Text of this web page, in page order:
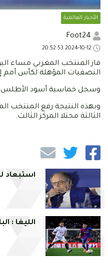
الأخبار العالمية
فاز المنتخب المغربي مساء
التصفيات المؤهلة لكأس أمم
وسجل خماسية أسود الأطلس كل من عبد الصمد الزلزولي (18)،
الثالثة محتلا المركز الثالث.
استبعاد
الليغا :